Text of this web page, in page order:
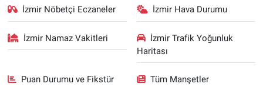
İzmir Nöbetçi Eczaneler İzmir Hava Durumu
İzmir Namaz Vakitleri
İzmir Trafik Yoğunluk
Haritası
Puan Durumu ve Fikstür Tüm Manşetler